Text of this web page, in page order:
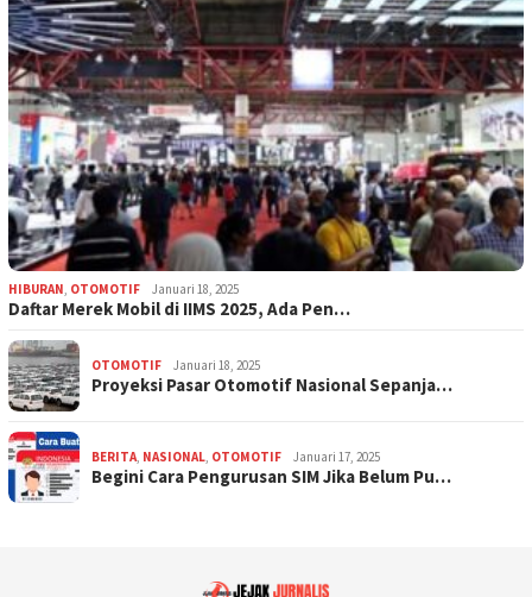
HIBURAN, OTOMOTIF Januari 18, 2025
Daftar Merek Mobil di IIMS 2025, Ada Pen…
OTOMOTIF Januari 18, 2025
Proyeksi Pasar Otomotif Nasional Sepanja…
BERITA, NASIONAL, OTOMOTIF Januari 17, 2025
Begini Cara Pengurusan SIM Jika Belum Pu…